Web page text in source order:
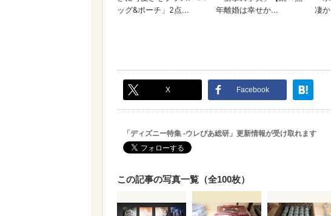
X Facebook
「ディズニー特集 -ウレぴあ総研」更新情報が受け取れます
この記事の写真一覧（全100枚）